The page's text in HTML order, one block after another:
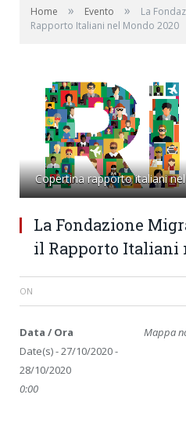
Home » Evento »
La
Rapporto Italiani nel Mondo 2020
Copertina rapporto italiani
La Fondazione
il Rapporto Italiani
ON
Mappa
Data / Ora
Date(s) - 27/10/2020 -
28/10/2020
0:00